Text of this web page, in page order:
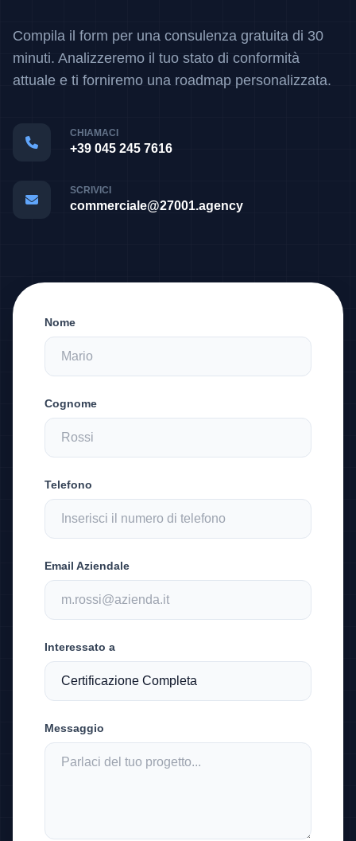
Compila il form per una consulenza gratuita di 30
minuti. Analizzeremo il tuo stato di conformità
attuale e ti forniremo una roadmap personalizzata.
CHIAMACI
+39 045 245 7616
SCRIVICI
commerciale@27001.agency
Nome
Cognome
Telefono
Email Aziendale
Interessato a
Messaggio